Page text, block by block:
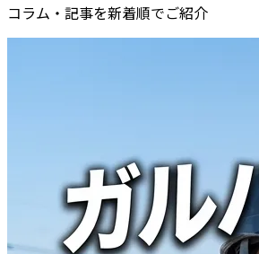
コラム・記事を新着順でご紹介